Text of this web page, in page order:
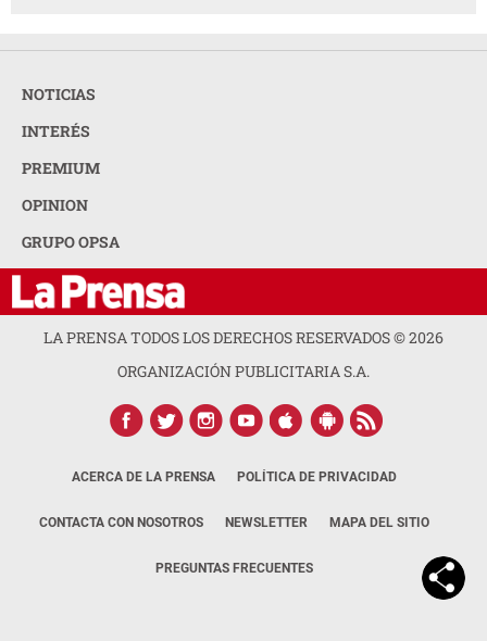
NOTICIAS
INTERÉS
PREMIUM
OPINION
GRUPO OPSA
LA PRENSA TODOS LOS DERECHOS RESERVADOS ©2026
ORGANIZACIÓN PUBLICITARIA S.A.
ACERCA DE LA PRENSA POLÍTICA DE PRIVACIDAD
CONTACTA CON NOSOTROS NEWSLETTER MAPA DEL SITIO
PREGUNTAS FRECUENTES